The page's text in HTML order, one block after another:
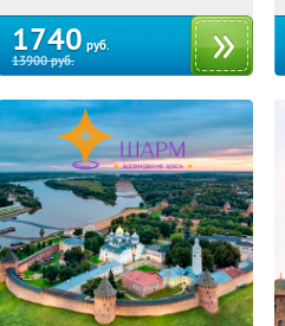
1740 руб.
13900руб.